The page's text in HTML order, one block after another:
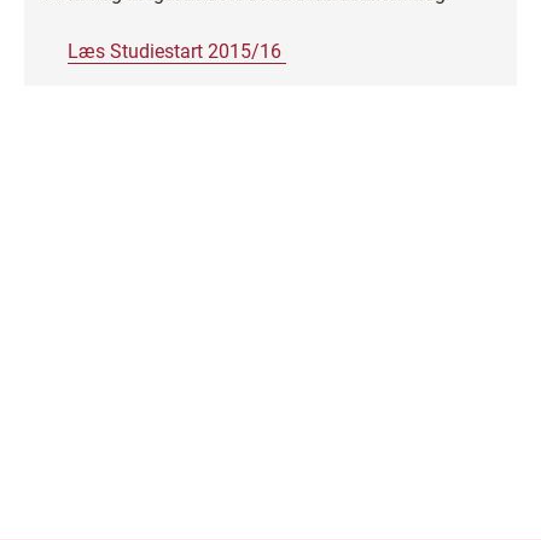
Læs Studiestart 2015/16